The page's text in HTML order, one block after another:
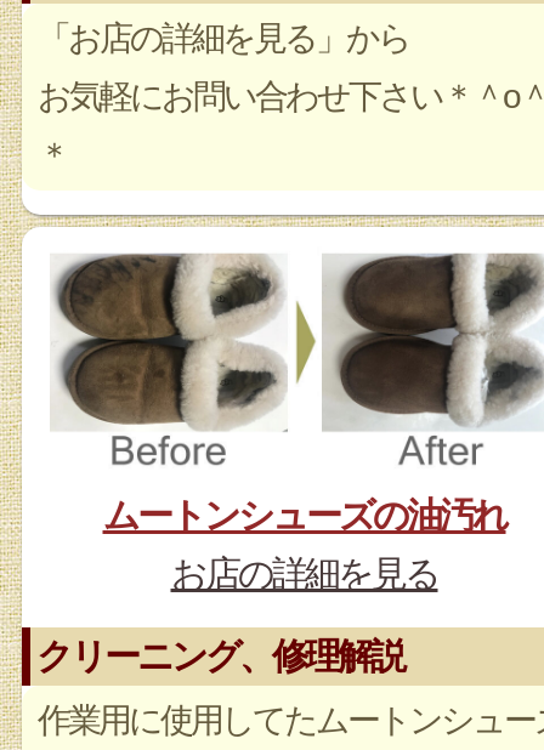
「お店の詳細を見る」から
お気軽にお問い合わせ下さい＊＾o
＊
ムートンシューズの油汚れ
お店の詳細を見る
クリーニング、修理解説
作業用に使用してたムートンシュー